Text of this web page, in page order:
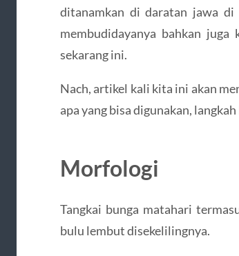
ditanamkan di daratan jawa di
membudidayanya bahkan
sekarang ini.
Nach, artikel kali kita ini akan
apa yang bisa digunakan,
Morfologi
Tangkai bunga matahari
bulu lembut disekelilingnya.